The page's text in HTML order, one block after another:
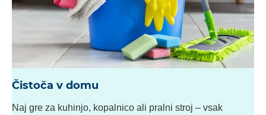
Čistoča v domu
Naj gre za kuhinjo, kopalnico ali pralni stroj – vsak